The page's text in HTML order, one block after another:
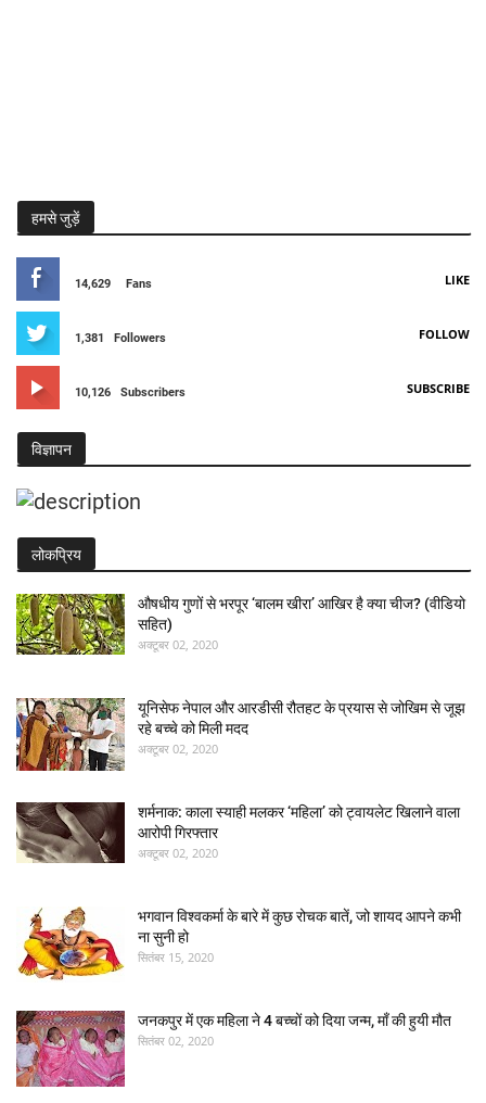
हमसे जुड़ें
14,629 Fans LIKE
1,381 Followers FOLLOW
10,126 Subscribers SUBSCRIBE
विज्ञापन
लोकप्रिय
औषधीय गुणों से भरपूर ‘बालम खीरा’ आखिर है क्या चीज? (वीडियो
सहित)
अक्टूबर 02, 2020
यूनिसेफ नेपाल और आरडीसी रौतहट के प्रयास से जोखिम से जूझ
रहे बच्चे को मिली मदद
अक्टूबर 02, 2020
शर्मनाक: काला स्याही मलकर ‘महिला’ को ट्वायलेट खिलाने वाला
आरोपी गिरफ्तार
अक्टूबर 02, 2020
भगवान विश्वकर्मा के बारे में कुछ रोचक बातें, जो शायद आपने कभी
ना सुनी हो
सितंबर 15, 2020
जनकपुर में एक महिला ने 4 बच्चों को दिया जन्म, माँ की हुयी मौत
सितंबर 02, 2020